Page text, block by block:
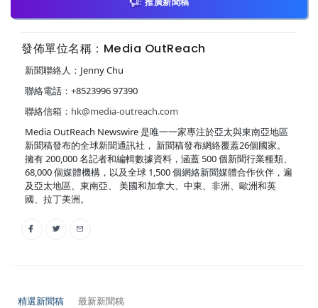
發佈單位名稱：Media OutReach
新聞聯絡人：Jenny Chu
聯絡電話：+8523996 97390
聯絡信箱： hk@media-outreach.com
Media OutReach Newswire 是唯一一家專注於亞太與東南亞地區
新聞稿發布的全球新聞通訊社， 新聞稿發布網絡覆蓋26個國家。
擁有 200,000 名記者和編輯數據資料，涵蓋 500 個新聞行業種類、
68,000 個媒體機構，以及全球 1,500 個網絡新聞媒體合作伙伴，遍
及亞太地區、東南亞、 美國和加拿大、中東、非洲、歐洲和英
國、拉丁美洲。
精選新聞稿 最新新聞稿